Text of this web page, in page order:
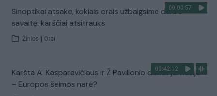
00:00:57
Sinoptikai atsakė, kokiais orais užbaigsime darbo
savaitę: karščiai atsitrauks
Žinios Orai
00:42:12
Karšta A. Kasparavičiaus ir Ž Pavilionio diskusija: Rusija
– Europos šeimos narė?